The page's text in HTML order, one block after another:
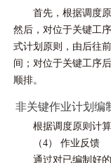
首先，根据调度原
然后，对位于关键工
式计划原则，由后往
间；对位于关键工序
顺排。
非关键作业计划编
根据调度原则计算
（4） 作业反馈
通过对已编制好的